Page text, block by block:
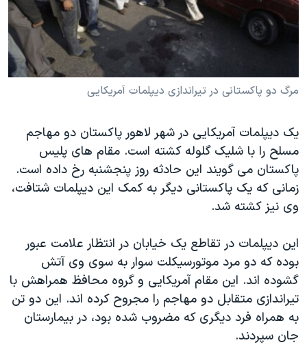
فرهنگ و زندگی
حقوق شهروندی
علم و فناوری
گالری عکس
آرشیو پخش زنده
مستندها
انتخابات ریاست جمهوری آمریکا ۲۰۲۴
حمله جمهوری اسلامی به اسرائیل
رمز مهسا
اعتراضات زن، زندگی، آزادی
مجموعه مستندهای دادخواهی
تریبونال مردمی آبان ۹۸
دادگاه حمید نوری
قانون شفافیت دارائی کادر رهبری ایران
اعتراضات مردمی آبان ۹۸
اسرائیل در جنگ
نرگس محمدی برنده جایزه نوبل صلح
دنبال کنید
مرگ دو پاکستانی در تیراندازی دیپلمات آمریکایی
یک دیپلمات آمریکایی در شهر لاهور پاکستان دو مهاجم
مسلح را با شلیک گلوله کشته است. مقام های پلیس
پاکستان می گویند این حادثه روز پنجشنبه رخ داده است.
زمانی که یک پاکستانی دیگر به کمک این دیپلمات شتافت،
وی نیز کشته شد.
این دیپلمات در تقاطع یک خیابان در انتظار علامت عبور
بوده که دو مرد موتورسیکلت سوار به سوی وی آتش
گشوده اند. این مقام آمریکایی و گروه محافظ همراهش با
تیراندازی متقابل دو مهاجم را مجروح کرده اند. این دو تن
به همراه فرد دیگری که مضروب شده بود، در بیمارستان
جان سپردند.